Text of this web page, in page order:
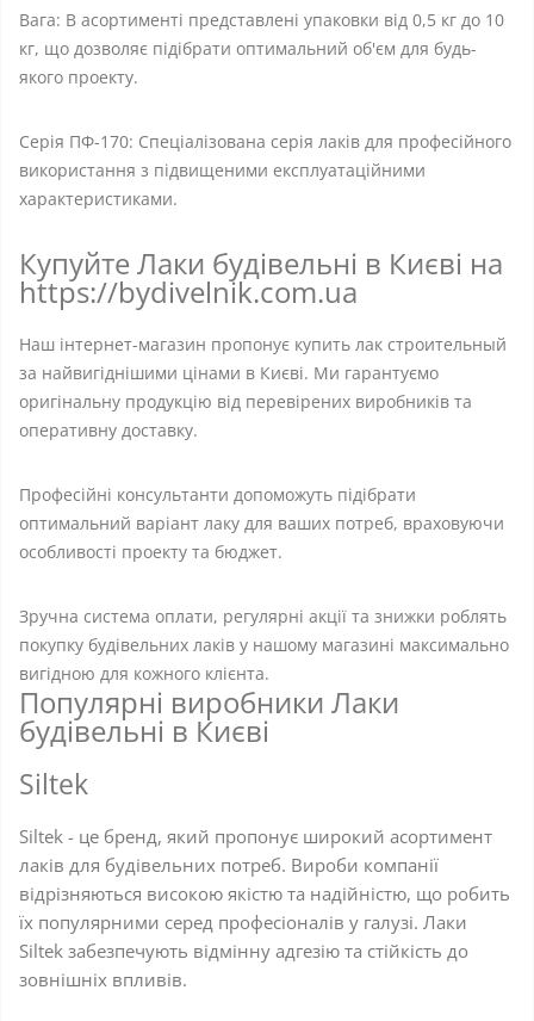
Вага: В асортименті представлені упаковки від 0,5 кг до 10
кг, що дозволяє підібрати оптимальний об'єм для будь-
якого проекту.
Серія ПФ-170: Спеціалізована серія лаків для професійного
використання з підвищеними експлуатаційними
характеристиками.
Купуйте Лаки будівельні в Києві на
https://bydivelnik.com.ua
Наш інтернет-магазин пропонує купить лак строительный
за найвигіднішими цінами в Києві. Ми гарантуємо
оригінальну продукцію від перевірених виробників та
оперативну доставку.
Професійні консультанти допоможуть підібрати
оптимальний варіант лаку для ваших потреб, враховуючи
особливості проекту та бюджет.
Зручна система оплати, регулярні акції та знижки роблять
покупку будівельних лаків у нашому магазині максимально
вигідною для кожного клієнта.
Популярні виробники Лаки
будівельні в Києві
Siltek
Siltek - це бренд, який пропонує широкий асортимент
лаків для будівельних потреб. Вироби компанії
відрізняються високою якістю та надійністю, що робить
їх популярними серед професіоналів у галузі. Лаки
Siltek забезпечують відмінну адгезію та стійкість до
зовнішніх впливів.